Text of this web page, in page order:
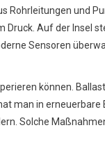
Rohrleitungen und
Auf der Insel
Sensoren
können.
man in
Solche